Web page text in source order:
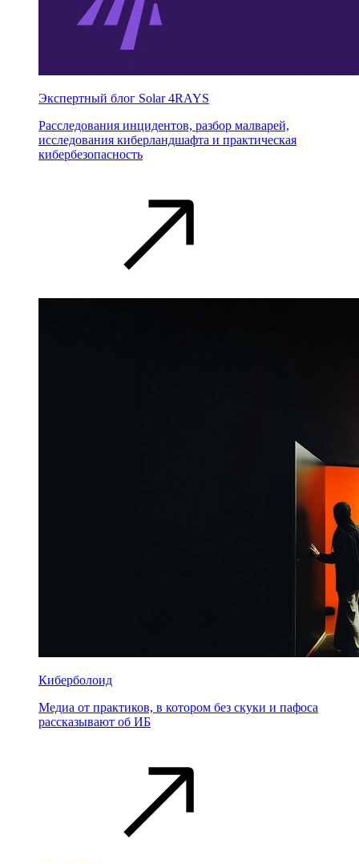
Экспертный блог Solar 4RAYS
Расследования инцидентов, разбор малварей,
исследования киберландшафта и практическая
кибербезопасность
Киберболоид
Медиа от практиков, в котором без скуки и пафоса
рассказывают об ИБ